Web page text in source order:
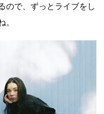
ので、ずっとライブをし